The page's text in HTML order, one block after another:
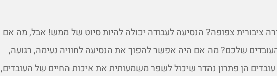
ציבורית צפופה? הנסיעה לעבודה יכולה להיות סיוט של ממש! אבל, מה אם
שלכם? מה אם היה אפשר להפוך את הנסיעה לחוויה נעימה, רגועה,
עובדים הן פתרון נהדר שיכול לשפר משמעותית את איכות החיים של העובדים,